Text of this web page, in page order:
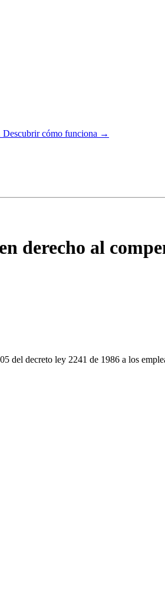
Descubrir cómo funciona →
derecho al
del decreto ley 2241 de 1986 a los